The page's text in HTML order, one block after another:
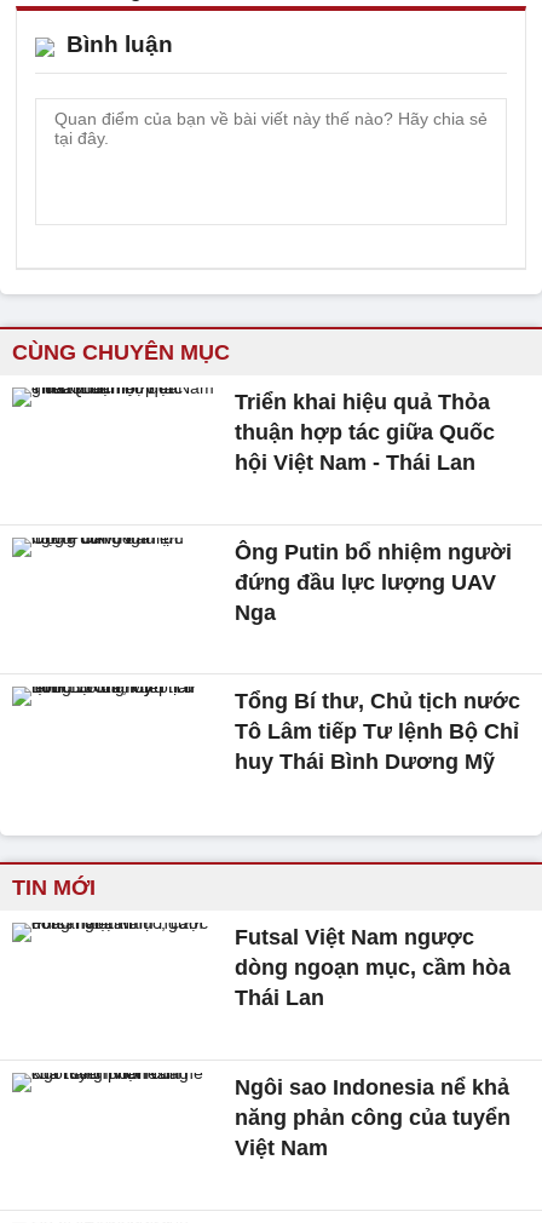
Bình luận
CÙNG CHUYÊN MỤC
Triển khai hiệu quả Thỏa
thuận hợp tác giữa Quốc
hội Việt Nam - Thái Lan
Ông Putin bổ nhiệm người
đứng đầu lực lượng UAV
Nga
Tổng Bí thư, Chủ tịch nước
Tô Lâm tiếp Tư lệnh Bộ Chỉ
huy Thái Bình Dương Mỹ
TIN MỚI
Futsal Việt Nam ngược
dòng ngoạn mục, cầm hòa
Thái Lan
Ngôi sao Indonesia nể khả
năng phản công của tuyển
Việt Nam